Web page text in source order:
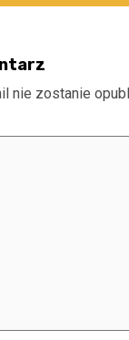
nie zostanie